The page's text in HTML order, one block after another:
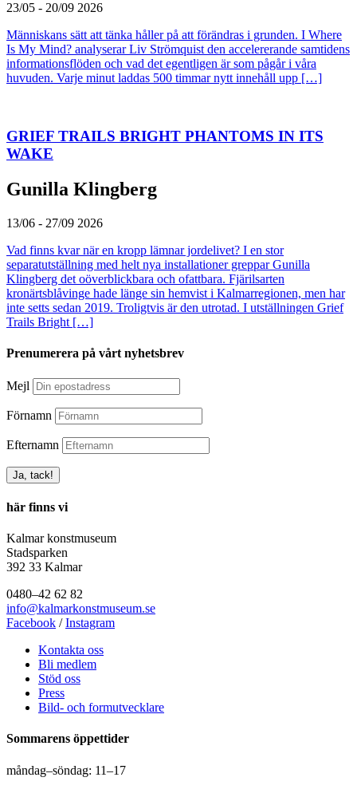
23/05 - 20/09 2026
Människans sätt att tänka håller på att förändras i grunden. I Where
Is My Mind? analyserar Liv Strömquist den accelererande samtidens
informationsflöden och vad det egentligen är som pågår i våra
huvuden. Varje minut laddas 500 timmar nytt innehåll upp […]
GRIEF TRAILS BRIGHT PHANTOMS IN ITS
WAKE
Gunilla Klingberg
13/06 - 27/09 2026
Vad finns kvar när en kropp lämnar jordelivet? I en stor
separatutställning med helt nya installationer greppar Gunilla
Klingberg det oöverblickbara och ofattbara. Fjärilsarten
kronärtsblåvinge hade länge sin hemvist i Kalmarregionen, men har
inte setts sedan 2019. Troligtvis är den utrotad. I utställningen Grief
Trails Bright […]
Prenumerera på vårt nyhetsbrev
Mejl
Förnamn
Efternamn
här finns vi
Kalmar konstmuseum
Stadsparken
392 33 Kalmar
0480–42 62 82
info@kalmarkonstmuseum.se
Facebook /Instagram
Kontakta oss
Bli medlem
Stöd oss
Press
Bild- och formutvecklare
Sommarens öppettider
måndag–söndag: 11–17